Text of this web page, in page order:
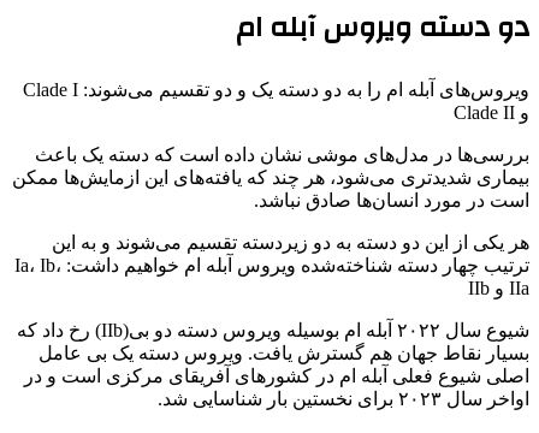
دو دسته ویروس آبله ام
ویروس‌های آبله ام را به دو دسته یک و دو تقسیم می‌شوند: Clade I
و Clade II
بررسی‌ها در مدل‌های موشی نشان داده است که دسته یک باعث
بیماری ‌شدیدتری می‌شود، هر چند که یافته‌های این ازمایش‌ها ممکن
است در مورد انسان‌ها صادق نباشد.
هر یکی از این دو دسته به دو زیردسته تقسیم می‌شوند و به این
ترتیب چهار دسته شناخته‌شده ویروس آبله ام خواهیم داشت: Ia، Ib،
IIa و IIb
شیوع سال ۲۰۲۲ آبله ام بوسیله ویروس دسته دو بی(IIb) رخ داد که
بسیار نقاط جهان هم گسترش یافت. ویروس دسته یک بی عامل
اصلی شیوع فعلی آبله ام در کشورهای آفریقای مرکزی است و در
اواخر سال ۲۰۲۳ برای نخستین بار شناسایی شد.